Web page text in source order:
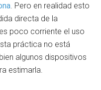
. Pero en realidad esto
directa de la
poco corriente el uso
práctica no está
algunos dispositivos
estimarla.